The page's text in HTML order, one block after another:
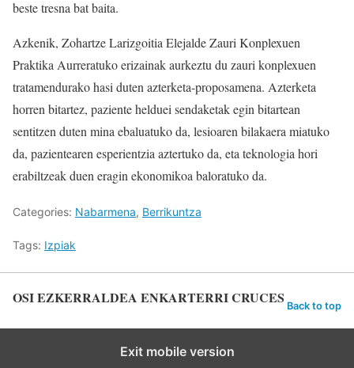
beste tresna bat baita.
Azkenik, Zohartze Larizgoitia Elejalde Zauri Konplexuen
Praktika Aurreratuko erizainak aurkeztu du zauri konplexuen
tratamendurako hasi duten azterketa-proposamena. Azterketa
horren bitartez, paziente helduei sendaketak egin bitartean
sentitzen duten mina ebaluatuko da, lesioaren bilakaera miatuko
da, pazientearen esperientzia aztertuko da, eta teknologia hori
erabiltzeak duen eragin ekonomikoa baloratuko da.
Categories: Nabarmena, Berrikuntza
Tags: Izpiak
OSI EZKERRALDEA ENKARTERRI CRUCES Back to top
Exit mobile version